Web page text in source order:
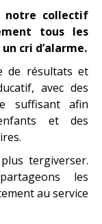
notre collectif
tous les
cri d’alarme.
de résultats et
avec des
suffisant afin
et des
tergiverser.
les
au service